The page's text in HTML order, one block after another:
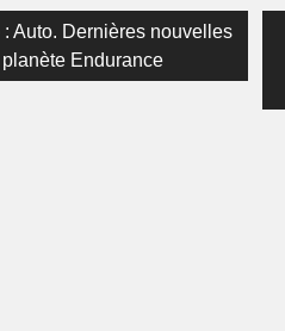
Auto. Dernières nouvelles
Endurance